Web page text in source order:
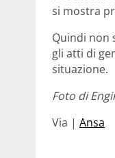
si mostra
Quindi non
gli atti di
situazione.
Foto di
Via | Ansa